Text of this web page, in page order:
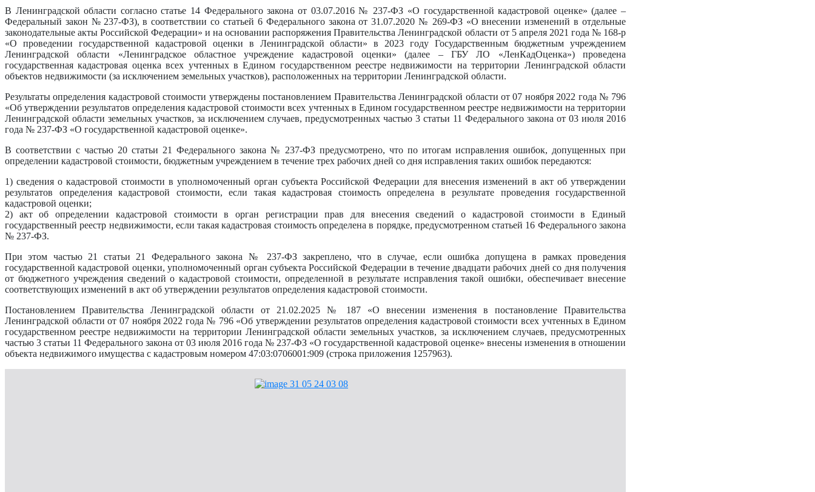
В Ленинградской области согласно статье 14 Федерального закона от 03.07.2016 № 237-ФЗ «О государственной кадастровой оценке» (далее –
Федеральный закон № 237-ФЗ), в соответствии со статьей 6 Федерального закона от 31.07.2020 № 269-ФЗ «О внесении изменений в отдельные
законодательные акты Российской Федерации» и на основании распоряжения Правительства Ленинградской области от 5 апреля 2021 года № 168-р
«О проведении государственной кадастровой оценки в Ленинградской области» в 2023 году Государственным бюджетным учреждением
Ленинградской области «Ленинградское областное учреждение кадастровой оценки» (далее – ГБУ ЛО «ЛенКадОценка») проведена
государственная кадастровая оценка всех учтенных в Едином государственном реестре недвижимости на территории Ленинградской области
объектов недвижимости (за исключением земельных участков), расположенных на территории Ленинградской области.
Результаты определения кадастровой стоимости утверждены постановлением Правительства Ленинградской области от 07 ноября 2022 года № 796
«Об утверждении результатов определения кадастровой стоимости всех учтенных в Едином государственном реестре недвижимости на территории
Ленинградской области земельных участков, за исключением случаев, предусмотренных частью 3 статьи 11 Федерального закона от 03 июля 2016
года № 237-ФЗ «О государственной кадастровой оценке».
В соответствии с частью 20 статьи 21 Федерального закона № 237-ФЗ предусмотрено, что по итогам исправления ошибок, допущенных при
определении кадастровой стоимости, бюджетным учреждением в течение трех рабочих дней со дня исправления таких ошибок передаются:
1) сведения о кадастровой стоимости в уполномоченный орган субъекта Российской Федерации для внесения изменений в акт об утверждении
результатов определения кадастровой стоимости, если такая кадастровая стоимость определена в результате проведения государственной
кадастровой оценки;
2) акт об определении кадастровой стоимости в орган регистрации прав для внесения сведений о кадастровой стоимости в Единый
государственный реестр недвижимости, если такая кадастровая стоимость определена в порядке, предусмотренном статьей 16 Федерального закона
№ 237-ФЗ.
При этом частью 21 статьи 21 Федерального закона № 237-ФЗ закреплено, что в случае, если ошибка допущена в рамках проведения
государственной кадастровой оценки, уполномоченный орган субъекта Российской Федерации в течение двадцати рабочих дней со дня получения
от бюджетного учреждения сведений о кадастровой стоимости, определенной в результате исправления такой ошибки, обеспечивает внесение
соответствующих изменений в акт об утверждении результатов определения кадастровой стоимости.
Постановлением Правительства Ленинградской области от 21.02.2025 № 187 «О внесении изменения в постановление Правительства
Ленинградской области от 07 ноября 2022 года № 796 «Об утверждении результатов определения кадастровой стоимости всех учтенных в Едином
государственном реестре недвижимости на территории Ленинградской области земельных участков, за исключением случаев, предусмотренных
частью 3 статьи 11 Федерального закона от 03 июля 2016 года № 237-ФЗ «О государственной кадастровой оценке» внесены изменения в отношении
объекта недвижимого имущества с кадастровым номером 47:03:0706001:909 (строка приложения 1257963).